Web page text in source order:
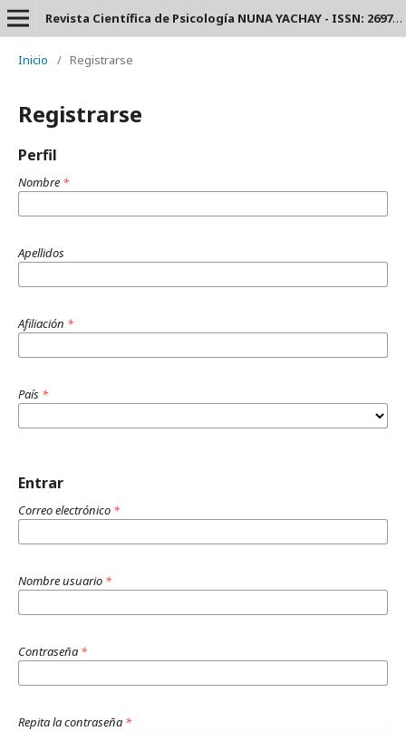
Revista Científica de Psicología NUNA YACHAY - ISSN: 2697-3588.
Inicio / Registrarse
Registrarse
Perfil
Nombre *
Apellidos
Afiliación *
País *
Entrar
Correo electrónico *
Nombre usuario *
Contraseña *
Repita la contraseña *